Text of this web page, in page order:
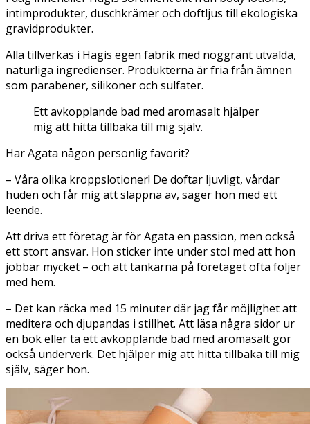
intimprodukter, duschkrämer och doftljus till ekologiska
gravidprodukter.
Alla tillverkas i Hagis egen fabrik med noggrant utvalda,
naturliga ingredienser. Produkterna är fria från ämnen
som parabener, silikoner och sulfater.
Ett avkopplande bad med aromasalt hjälper
mig att hitta tillbaka till mig själv.
Har Agata någon personlig favorit?
– Våra olika kroppslotioner! De doftar ljuvligt, vårdar
huden och får mig att slappna av, säger hon med ett
leende.
Att driva ett företag är för Agata en passion, men också
ett stort ansvar. Hon sticker inte under stol med att hon
jobbar mycket – och att tankarna på företaget ofta följer
med hem.
– Det kan räcka med 15 minuter där jag får möjlighet att
meditera och djupandas i stillhet. Att läsa några sidor ur
en bok eller ta ett avkopplande bad med aromasalt gör
också underverk. Det hjälper mig att hitta tillbaka till mig
själv, säger hon.